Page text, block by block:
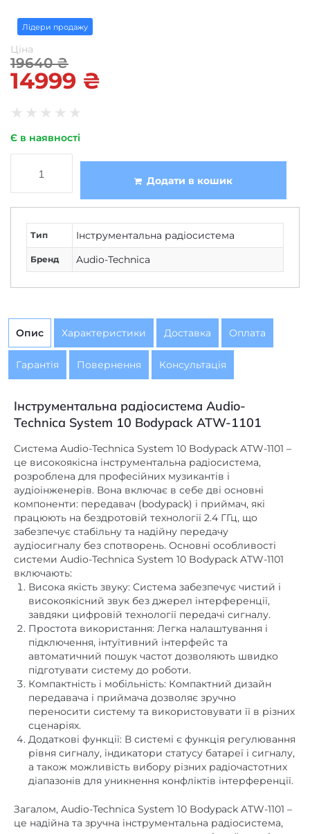
Лідери продажу
Ціна
19640₴
14999 ₴
★ ★ ★ ★ ★
Є в наявності
Додати в кошик
Тип Інструментальна радіосистема
Бренд Audio-Technica
Опис Характеристики Доставка Оплата
Гарантія Повернення Консультація
Інструментальна радіосистема Audio-
Technica System 10 Bodypack ATW-1101
Система Audio-Technica System 10 Bodypack ATW-1101 –
це високоякісна інструментальна радіосистема,
розроблена для професійних музикантів і
аудіоінженерів. Вона включає в себе дві основні
компоненти: передавач (bodypack) і приймач, які
працюють на бездротовій технології 2.4 ГГц, що
забезпечує стабільну та надійну передачу
аудіосигналу без спотворень. Основні особливості
системи Audio-Technica System 10 Bodypack ATW-1101
включають:
Висока якість звуку: Система забезпечує чистий і
високоякісний звук без джерел інтерференції,
завдяки цифровій технології передачі сигналу.
Простота використання: Легка налаштування і
підключення, інтуїтивний інтерфейс та
автоматичний пошук частот дозволяють швидко
підготувати систему до роботи.
Компактність і мобільність: Компактний дизайн
передавача і приймача дозволяє зручно
переносити систему та використовувати її в різних
сценаріях.
Додаткові функції: В системі є функція регулювання
рівня сигналу, індикатори статусу батареї і сигналу,
а також можливість вибору різних радіочастотних
діапазонів для уникнення конфліктів інтерференції.
Загалом, Audio-Technica System 10 Bodypack ATW-1101 –
це надійна та зручна інструментальна радіосистема,